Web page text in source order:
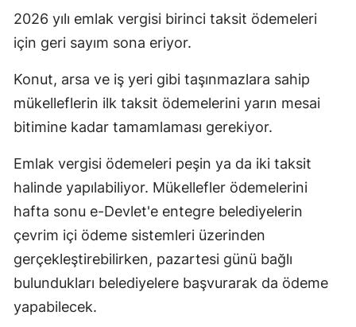
2026 yılı emlak vergisi birinci taksit ödemeleri
için geri sayım sona eriyor.
Konut, arsa ve iş yeri gibi taşınmazlara sahip
mükelleflerin ilk taksit ödemelerini yarın mesai
bitimine kadar tamamlaması gerekiyor.
Emlak vergisi ödemeleri peşin ya da iki taksit
halinde yapılabiliyor. Mükellefler ödemelerini
hafta sonu e-Devlet'e entegre belediyelerin
çevrim içi ödeme sistemleri üzerinden
gerçekleştirebilirken, pazartesi günü bağlı
bulundukları belediyelere başvurarak da ödeme
yapabilecek.